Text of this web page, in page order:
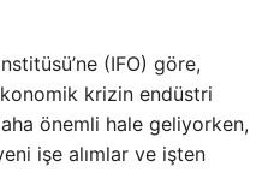
(IFO) göre,
krizin endüstri
önemli hale geliyorken,
işe alımlar ve işten